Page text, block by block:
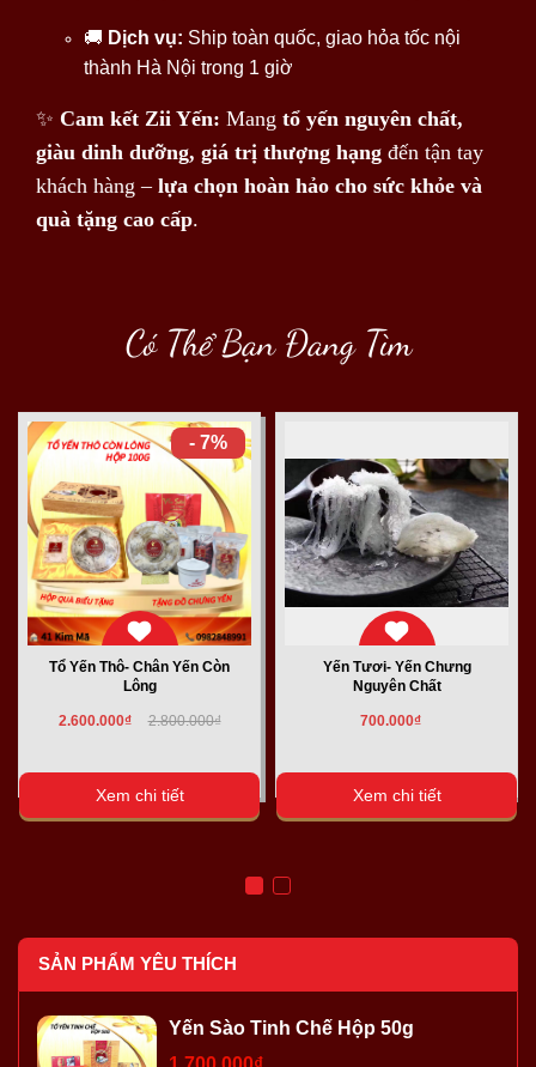
🚚 Dịch vụ: Ship toàn quốc, giao hỏa tốc nội
thành Hà Nội trong 1 giờ
✨ Cam kết Zii Yến: Mang tổ yến nguyên chất,
giàu dinh dưỡng, giá trị thượng hạng đến tận tay
khách hàng – lựa chọn hoàn hảo cho sức khỏe và
quà tặng cao cấp.
Có Thể Bạn Đang Tìm
- 7%
Tổ Yến Thô- Chân Yến Còn
Lông
2.600.000₫ 2.800.000₫
Xem chi tiết
Yến Tươi- Yến Chưng
Nguyên Chất
700.000₫
Xem chi tiết
SẢN PHẨM YÊU THÍCH
Yến Sào Tinh Chế Hộp 50g